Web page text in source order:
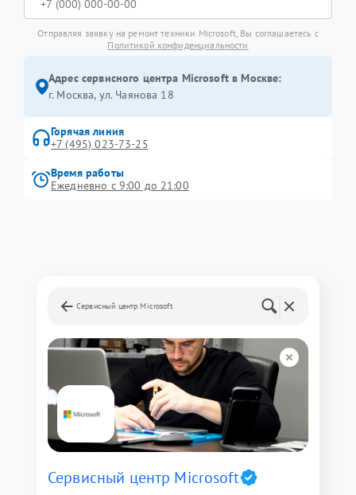
Отправляя заявку на ремонт техники Microsoft, Вы соглашаетесь с
Политикой конфиденциальности
Адрес сервисного центра Microsoft в Москве:
г. Москва, ул. Чаянова 18
Горячая линия
+7 (495) 023-73-25
Время работы
Ежедневно с 9:00 до 21:00
Сервисный центр Microsoft
Сервисный центр Microsoft